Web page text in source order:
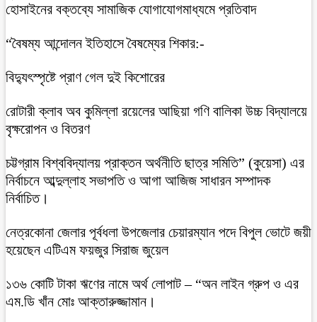
হোসাইনের বক্তব্যে সামাজিক যোগাযোগমাধ্যমে প্রতিবাদ
“বৈষম্য আন্দোলন ইতিহাসে বৈষম্যের শিকার:-
বিদ্যুৎস্পৃষ্টে প্রাণ গেল দুই কিশোরের
রোটারী ক্লাব অব কুমিল্লা রয়েলের আছিয়া গণি বালিকা উচ্চ বিদ্যালয়ে
বৃক্ষরোপন ও বিতরণ
চট্টগ্রাম বিশ্ববিদ্যালয় প্রাক্তন অর্থনীতি ছাত্র সমিতি” (কুয়েসা) এর
নির্বাচনে আব্দুল্লাহ সভাপতি ও আগা আজিজ সাধারন সম্পাদক
নির্বাচিত।
নেত্রকোনা জেলার পূর্বধলা উপজেলার চেয়ারম্যান পদে বিপুল ভোটে জয়ী
হয়েছেন এটিএম ফয়জুর সিরাজ জুয়েল
১৩৬ কোটি টাকা ঋণের নামে অর্থ লোপাট – “অন লাইন গ্রুপ ও এর
এম.ডি খাঁন মোঃ আক্তারুজ্জামান।